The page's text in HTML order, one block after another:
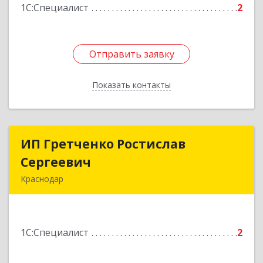
1С:Специалист 2
Отправить заявку
Показать контакты
Отправить заявку
Назад
ИП Гретченко Ростислав
Сергеевич
Краснодар
1С:Специалист 2
ИП Гретченко Ростислав
Подробнее